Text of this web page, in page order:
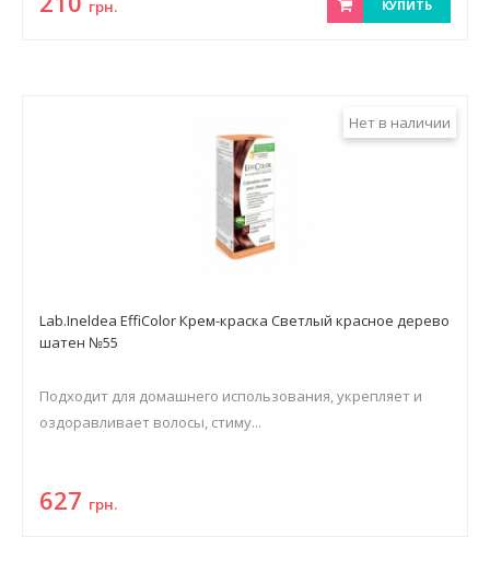
грн. КУПИТЬ
Нет в наличии
Lab.Ineldea EffiColor Крем-краска Светлый красное дерево
шатен №55
Подходит для домашнего использования, укрепляет и
оздоравливает волосы, стиму...
627 грн.